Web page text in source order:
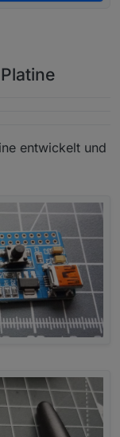
entwickelt und